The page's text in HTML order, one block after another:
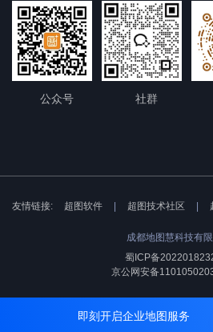
公众号 社群
友情链接: 超图软件 超图技术社区
成都地图慧科技有
蜀ICP备
京公网安备
即刻开启企业地图服务